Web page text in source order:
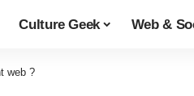
Culture Geek Web &
web ?